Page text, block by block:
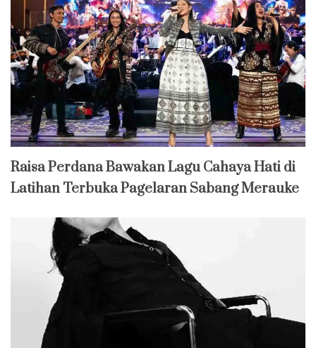
Raisa Perdana Bawakan Lagu Cahaya Hati di
Latihan Terbuka Pagelaran Sabang Merauke